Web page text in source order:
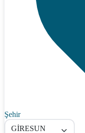
Şehir
GİRESUN